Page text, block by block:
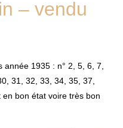
– vendu
1935 : n° 2, 5, 6, 7,
31, 32, 33, 34, 35, 37,
bon état voire très bon